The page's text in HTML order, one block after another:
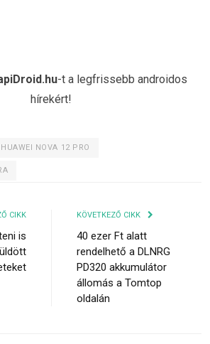
-t a legfrissebb androidos
hírekért!
HUAWEI NOVA 12 PRO
CIKK
is
KÖVETKEZŐ CIKK
40 ezer Ft alatt
rendelhető a DLNRG
PD320 akkumulátor
állomás a Tomtop
oldalán